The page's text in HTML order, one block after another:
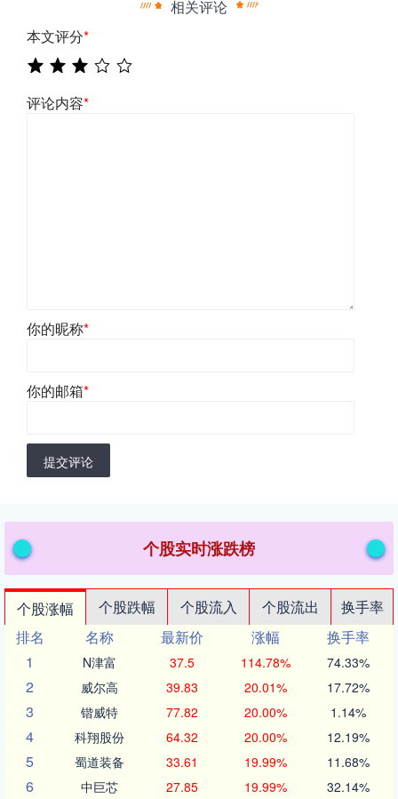
相关评论
本文评分*
评论内容*
你的昵称*
你的邮箱*
提交评论
个股实时涨跌榜
个股涨幅 个股跌幅 个股流入 个股流出
换手率
排名
名称 最新价 涨幅
换手率
1
N津富 37.5 114.78% 74.33%
2 威尔高 39.83 20.01% 17.72%
3 锴威特 77.82 20.00% 1.14%
4 科翔股份 64.32 20.00% 12.19%
5 蜀道装备 33.61 19.99% 11.68%
6 中巨芯 27.85 19.99% 32.14%